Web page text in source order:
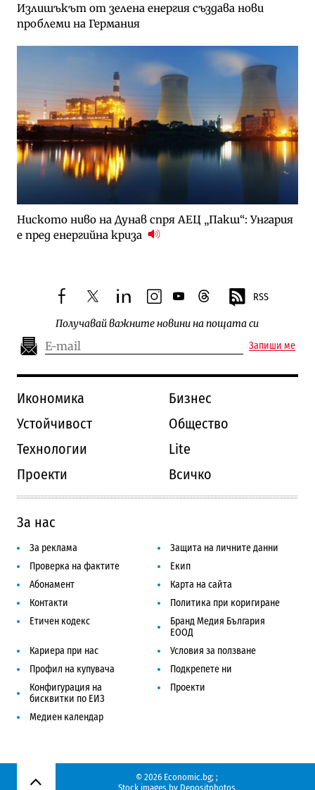
Излишъкът от зелена енергия създава нови
проблеми на Германия
Ниското ниво на Дунав спря АЕЦ „Пакш“: Унгария
е пред енергийна криза
facebooktwitterlinkedininstagram
youtubethreads RSS
Получавай важните новини на пощата си
Запиши ме
Икономика
Бизнес
Устойчивост
Общество
Технологии
Lite
Проекти
Всичко
За нас
За реклама
Защита на личните данни
Проверка на фактите
Екип
Абонамент
Карта на сайта
Контакти
Политика при коригиране
Етичен кодекс
Бранд Медия България
ЕООД
Кариера при нас
Условия за ползване
Профил на купувача
Подкрепете ни
Конфигурация на
бисквитки по ЕИЗ
Проекти
Медиен календар
© 2026 Economic.bg; ;
Stock images by Depositphotos